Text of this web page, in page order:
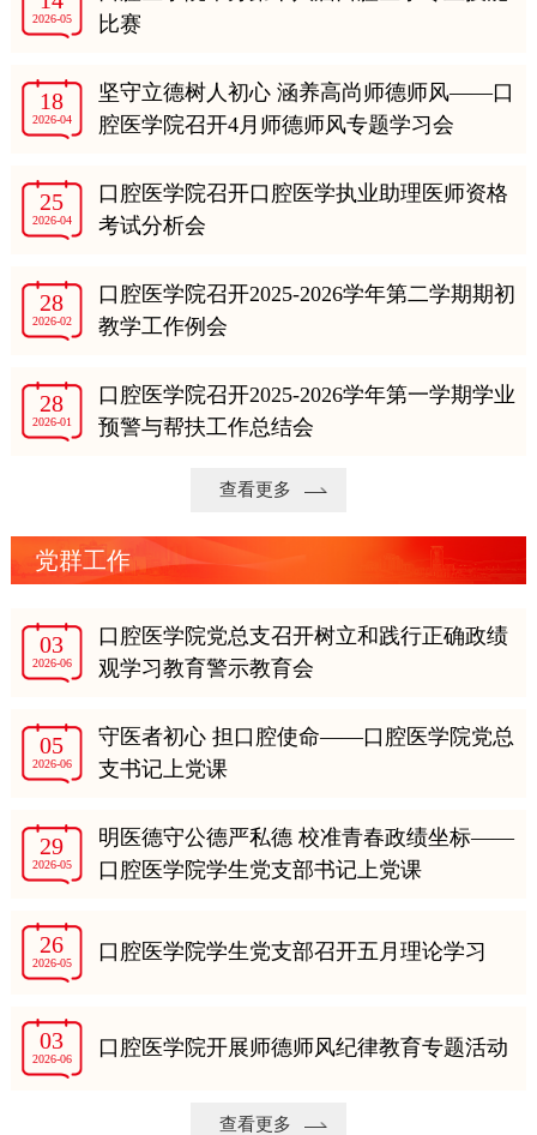
2026-05
比赛
18
2026-04
坚守立德树人初心 涵养高尚师德师风——口
腔医学院召开4月师德师风专题学习会
25
2026-04
口腔医学院召开口腔医学执业助理医师资格
考试分析会
28
2026-02
口腔医学院召开2025-2026学年第二学期期初
教学工作例会
28
2026-01
口腔医学院召开2025-2026学年第一学期学业
预警与帮扶工作总结会
查看更多
党群工作
03
2026-06
口腔医学院党总支召开树立和践行正确政绩
观学习教育警示教育会
05
2026-06
守医者初心 担口腔使命——口腔医学院党总
支书记上党课
29
2026-05
明医德守公德严私德 校准青春政绩坐标——
口腔医学院学生党支部书记上党课
26
2026-05 口腔医学院学生党支部召开五月理论学习
03
2026-06 口腔医学院开展师德师风纪律教育专题活动
查看更多